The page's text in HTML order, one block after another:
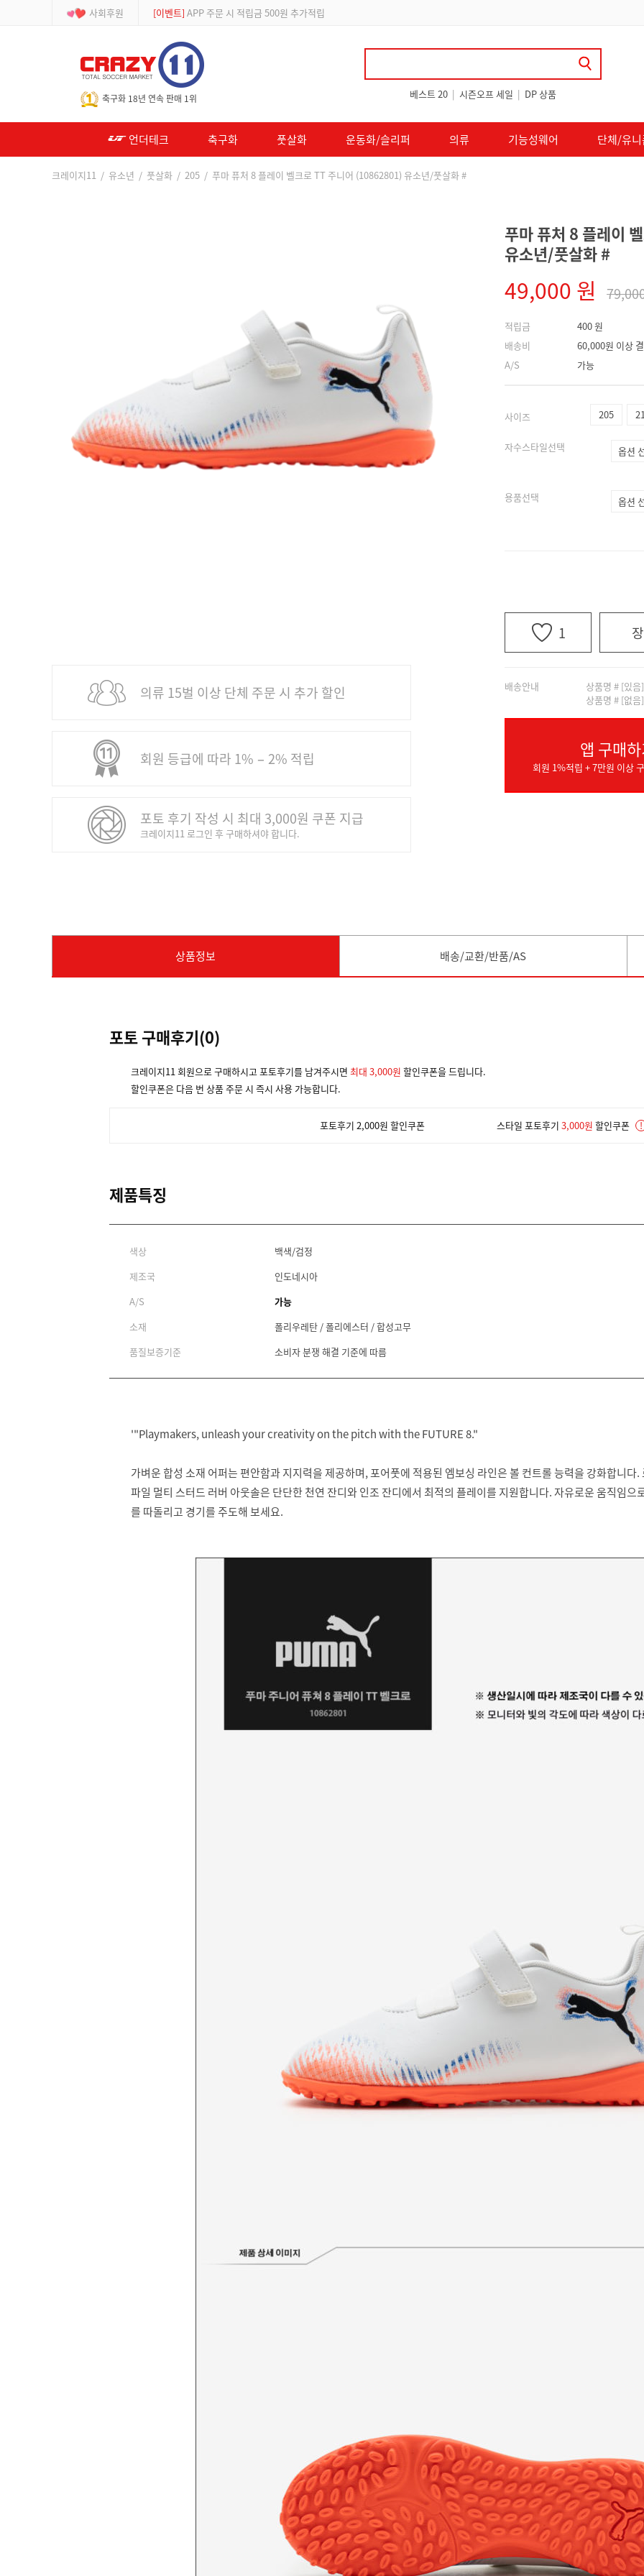
사회후원 [등급제] 회원가입 시 최대 2% 적립 및 할인 쿠폰 지급
축구화 18년 연속 판매 1위 베스트 20 | 시즌오프 세일 | DP 상품
언더테크 축구화 풋살화 운동화/슬리퍼 의류 기능성웨어 단체/유니
크레이지11 / 유소년 / 풋살화 / 205 / 푸마 퓨처 8 플레이 벨크로 TT 주니어 (10862801) 유소년/풋살화 #
의류 15벌 이상 단체 주문 시 추가 할인
회원 등급에 따라 1% − 2% 적립
포토 후기 작성 시 최대 3,000원 쿠폰 지급
크레이지11 로그인 후 구매하셔야 합니다.
푸마 퓨처 8 플레이
유소년/풋살화 #
49,000 원
적립금
배송비
A/S
400 원
60,000원 이상
가능
사이즈 205
자수스타일선택
용품선택
1
배송안내
상품명 # [있
상품명 # [없
앱 구매
회원 1%적립 + 7만원 이상
상품정보 배송/교환/반품/AS
포토 구매후기(0)
크레이지11 회원으로 구매하시고 포토후기를 남겨주시면 최대 3,000원 할인쿠폰을 드립니다.
할인쿠폰은 다음 번 상품 주문 시 즉시 사용 가능합니다.
포토후기 2,000원 할인쿠폰 스타일 포토후기 3,000원 할인쿠폰 !
제품특징
색상
백색/검정
제조국
인도네시아
A/S
가능
소재
폴리우레탄 / 폴리에스터 / 합성고무
품질보증기준
소비자 분쟁 해결 기준에 따름
'"Playmakers, unleash your creativity on the pitch with the FUTURE 8."
가벼운 합성 소재 어퍼는 편안함과 지지력을 제공하며, 포어풋에 적용된 엠보싱 라인은 볼 컨트롤 능력을 강화합니다.
파일 멀티 스터드 러버 아웃솔은 단단한 천연 잔디와 인조 잔디에서 최적의 플레이를 지원합니다. 자유로운 움직임으
를 따돌리고 경기를 주도해 보세요.